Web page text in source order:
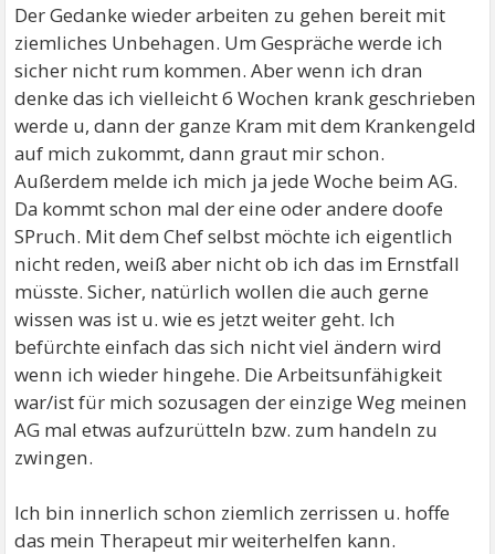
Der Gedanke wieder arbeiten zu gehen bereit mit
ziemliches Unbehagen. Um Gespräche werde ich
sicher nicht rum kommen. Aber wenn ich dran
denke das ich vielleicht 6 Wochen krank geschrieben
werde u, dann der ganze Kram mit dem Krankengeld
auf mich zukommt, dann graut mir schon.
Außerdem melde ich mich ja jede Woche beim AG.
Da kommt schon mal der eine oder andere doofe
SPruch. Mit dem Chef selbst möchte ich eigentlich
nicht reden, weiß aber nicht ob ich das im Ernstfall
müsste. Sicher, natürlich wollen die auch gerne
wissen was ist u. wie es jetzt weiter geht. Ich
befürchte einfach das sich nicht viel ändern wird
wenn ich wieder hingehe. Die Arbeitsunfähigkeit
war/ist für mich sozusagen der einzige Weg meinen
AG mal etwas aufzurütteln bzw. zum handeln zu
zwingen.
Ich bin innerlich schon ziemlich zerrissen u. hoffe
das mein Therapeut mir weiterhelfen kann.